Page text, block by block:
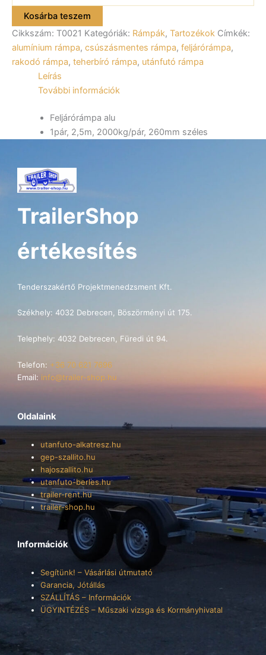
2,5
m,
2000kg/pár,
260mm
Kosárba teszem
Cikkszám: T0021 Kategóriák: Rámpák, Tartozékok Címkék:
alumínium rámpa, csúszásmentes rámpa, feljárórámpa,
rakodó rámpa, teherbíró rámpa, utánfutó rámpa
Leírás
További információk
Feljárórámpa alu
1pár, 2,5m, 2000kg/pár, 260mm széles
TrailerShop
értékesítés
Tenderszakértő Projektmenedzsment Kft.
Székhely: 4032 Debrecen, Böszörményi út 175.
Telephely: 4032 Debrecen, Füredi út 94.
Telefon: +36 70 621 7696
Email: info@trailer-shop.hu
Oldalaink
utanfuto-alkatresz.hu
gep-szallito.hu
hajoszallito.hu
utanfuto-berles.hu
trailer-rent.hu
trailer-shop.hu
Információk
Segítünk! – Vásárlási útmutató
Garancia, Jótállás
SZÁLLÍTÁS – Információk
ÜGYINTÉZÉS – Műszaki vizsga és Kormányhivatal